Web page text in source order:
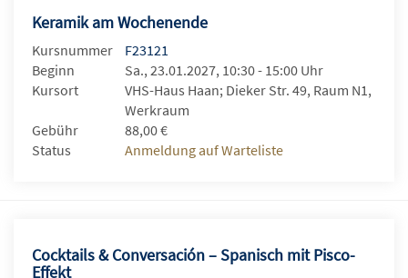
Keramik am Wochenende
Kursnummer
F23121
Beginn
Sa., 23.01.2027, 10:30 - 15:00 Uhr
Kursort
VHS-Haus Haan; Dieker Str. 49, Raum N1,
Werkraum
Gebühr
88,00 €
Status
Anmeldung auf Warteliste
Cocktails & Conversación – Spanisch mit Pisco-
Effekt